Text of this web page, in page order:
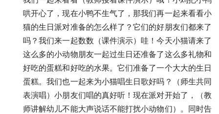
哄开心了，现在小鸭不生气了，那我们再一起来看看小
猫的生日派对准备的怎么样了？它们的好朋友们都来了
吗？我们来一起数数（课件演示）哇！今天小猫请来了
这么多的小动物朋友一起过生日还准备了这么多礼物和
好吃的蛋糕和好吃的水果。它们准备了一个大大的生日
蛋糕。我们也一起来为小猫唱生日歌好吗？（师生共同
表演唱）小朋友们唱的真好听！现在派对开始了，（教
师讲解幼儿不能大声说话不能打扰小动物们）。同时告